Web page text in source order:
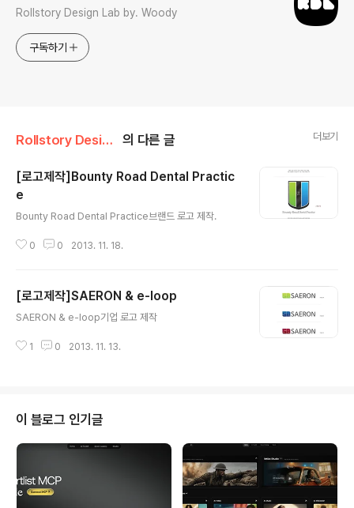
Rollstory Design Lab by. Woody
구독하기
Rollstory Design/11月 - November 의 다른 글 더보기
[로고제작]Bounty Road Dental Practic
e
Bounty Road Dental Practice브랜드 로고 제작.
0 0 2013. 11. 18.
[로고제작]SAERON & e-loop
SAERON & e-loop기업 로고 제작
1 0 2013. 11. 13.
이 블로그 인기글